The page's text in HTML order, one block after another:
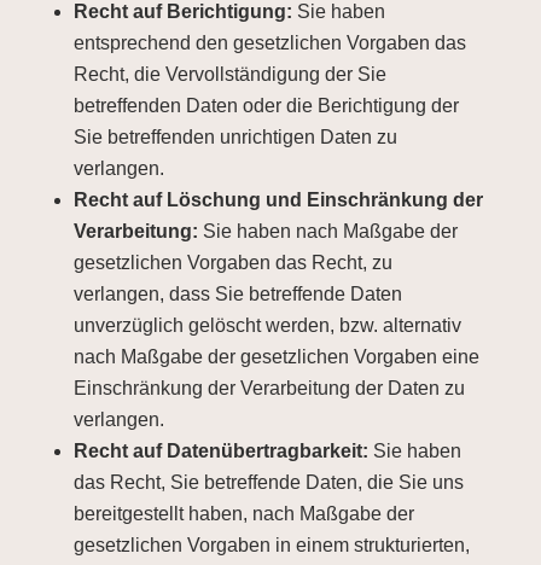
Recht auf Berichtigung: Sie haben
entsprechend den gesetzlichen Vorgaben das
Recht, die Vervollständigung der Sie
betreffenden Daten oder die Berichtigung der
Sie betreffenden unrichtigen Daten zu
verlangen.
Recht auf Löschung und Einschränkung der
Verarbeitung: Sie haben nach Maßgabe der
gesetzlichen Vorgaben das Recht, zu
verlangen, dass Sie betreffende Daten
unverzüglich gelöscht werden, bzw. alternativ
nach Maßgabe der gesetzlichen Vorgaben eine
Einschränkung der Verarbeitung der Daten zu
verlangen.
Recht auf Datenübertragbarkeit: Sie haben
das Recht, Sie betreffende Daten, die Sie uns
bereitgestellt haben, nach Maßgabe der
gesetzlichen Vorgaben in einem strukturierten,